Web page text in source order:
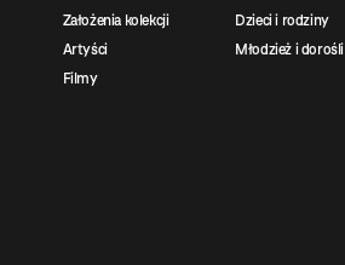
Założenia kolekcji
Artyści
Filmy
Dzieci i rodziny
Młodzież i dorośli